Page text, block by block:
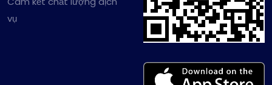
vụ